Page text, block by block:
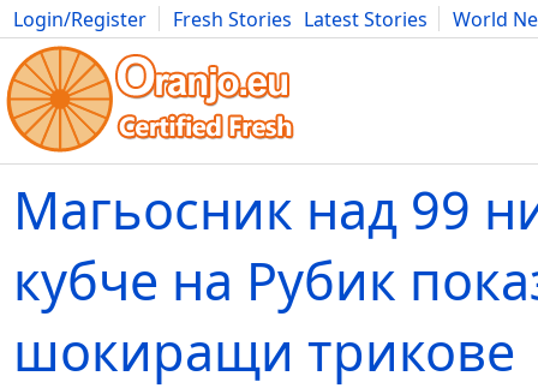
Login/Register Fresh Stories Latest Stories
World
Movies Anime Music Art Cars Advice Science
Магьосник над 99
кубче на Рубик
шокиращи трикове